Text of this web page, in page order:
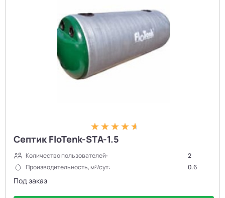
Септик FloTenk-STA-1.5
Количество пользователей:
2
Производительность, м³/сут:
0.6
Под заказ